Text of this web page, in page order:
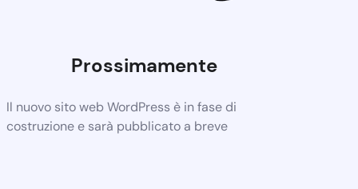
Prossimamente
Il nuovo sito web WordPress è in fase di
costruzione e sarà pubblicato a breve